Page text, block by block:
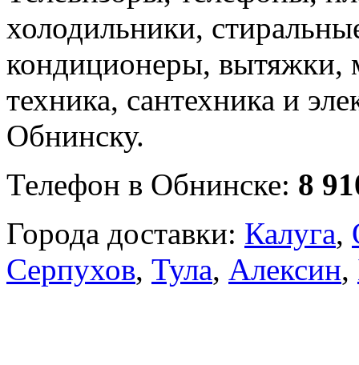
холодильники,
кондиционеры, вытяжки,
техника, сантехника и
Обнинску.
Телефон в Обнинске: 8
Города доставки: Калуга,
Серпухов, Тула, Алексин,